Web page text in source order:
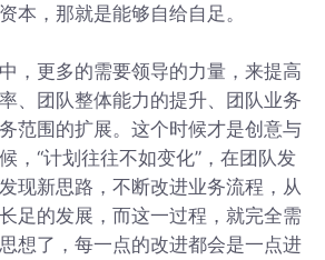
本，那就是能够自给自足。
，更多的需要领导的力量，来提高
、团队整体能力的提升、团队业务
范围的扩展。这个时候才是创意与
，“计划往往不如变化”，在团队发
现新思路，不断改进业务流程，从
足的发展，而这一过程，就完全需
想了，每一点的改进都会是一点进